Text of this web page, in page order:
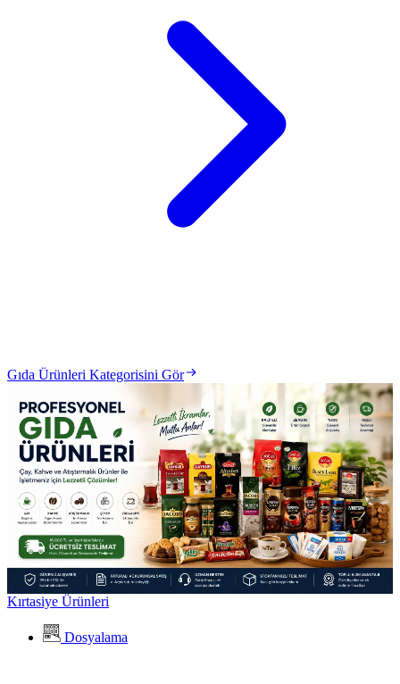
Gıda Ürünleri Kategorisini Gör
Kırtasiye Ürünleri
Dosyalama